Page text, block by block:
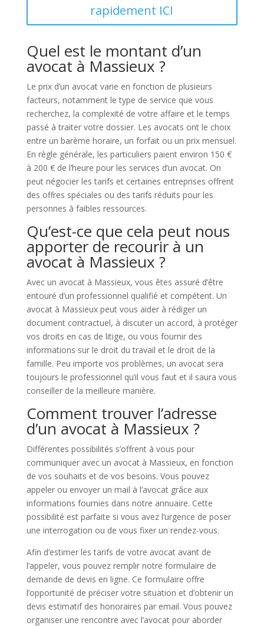
rapidement ICI
Quel est le montant d’un
avocat à Massieux ?
Le prix d’un avocat varie en fonction de plusieurs
facteurs, notamment le type de service que vous
recherchez, la complexité de votre affaire et le temps
passé à traiter votre dossier. Les avocats ont le choix
entre un barème horaire, un forfait ou un prix mensuel.
En règle générale, les particuliers paient environ 150 €
à 200 € de l’heure pour les services d’un avocat. On
peut négocier les tarifs et certaines entreprises offrent
des offres spéciales ou des tarifs réduits pour les
personnes à faibles ressources.
Qu’est-ce que cela peut nous
apporter de recourir à un
avocat à Massieux ?
Avec un avocat à Massieux, vous êtes assuré d’être
entouré d’un professionnel qualifié et compétent. Un
avocat à Massieux peut vous aider à rédiger un
document contractuel, à discuter un accord, à protéger
vos droits en cas de litige, ou vous fournir des
informations sur le droit du travail et le droit de la
famille. Peu importe vos problèmes, un avocat sera
toujours le professionnel qu’il vous faut et il saura vous
conseiller de la meilleure manière.
Comment trouver l’adresse
d’un avocat à Massieux ?
Différentes possibilités s’offrent à vous pour
communiquer avec un avocat à Massieux, en fonction
de vos souhaits et de vos besoins. Vous pouvez
appeler ou envoyer un mail à l’avocat grâce aux
informations fournies dans notre annuaire. Cette
possibilité est parfaite si vous avez l’urgence de poser
une interrogation ou de vous fixer un rendez-vous.
Afin d’estimer les tarifs de votre avocat avant de
l’appeler, vous pouvez remplir notre formulaire de
demande de devis en ligne. Ce formulaire offre
l’opportunité de préciser votre situation et d’obtenir un
devis estimatif des honoraires par email. Vous pouvez
organiser une rencontre avec l’avocat pour aborder